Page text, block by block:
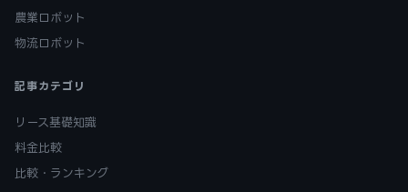
農業ロボット
物流ロボット
記事カテゴリ
リース基礎知識
料金比較
比較・ランキング